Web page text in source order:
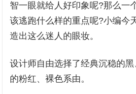
智一眼就给人好印象呢?那么一
该逃跑什么样的重点呢?小编今
造出这么迷人的眼妆。
设计师自由选择了经典沉稳的
的粉红、裸色系由。